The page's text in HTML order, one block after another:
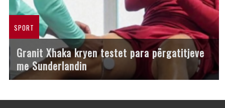
SPORT
Granit Xhaka kryen testet para përgatitjeve
me Sunderlandin